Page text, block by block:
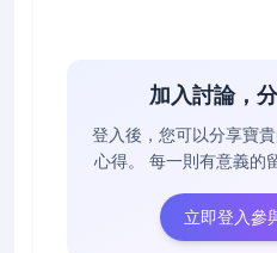
加入討論，
登入後，您可以分享寶
心得。
每一則有意義的
立即登入參